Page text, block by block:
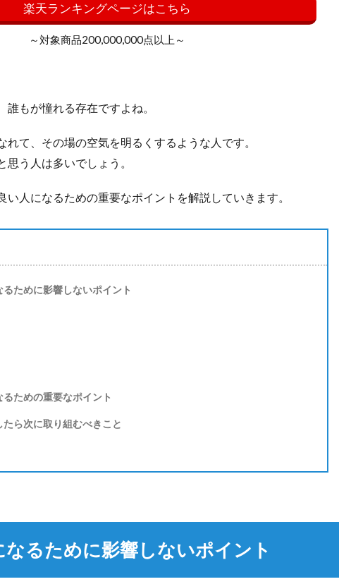
楽天ランキングページはこちら
～対象商品200,000,000点以上～
誰もが憧れる存在ですよね。
れて、その場の空気を明るくするような人です。
う人は多いでしょう。
い人になるための重要なポイントを解説していきます。
ために影響しないポイント
ための重要なポイント
ら次に取り組むべきこと
るために影響しないポイント